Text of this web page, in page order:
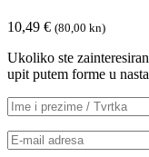
10,49 € (80,00 kn)
Ukoliko ste
upit putem forme u